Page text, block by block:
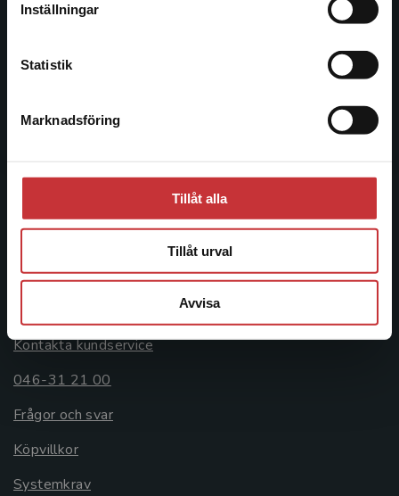
Inställningar
Statistik
Marknadsföring
Tillåt alla
Tillåt urval
Avvisa
Kontakta oss
Kontakta oss
Postadress:
221 00 Lund
Besöksadress:
Åkergränden 1
Kontakta kundservice
046-31 21 00
Frågor och svar
Köpvillkor
Systemkrav